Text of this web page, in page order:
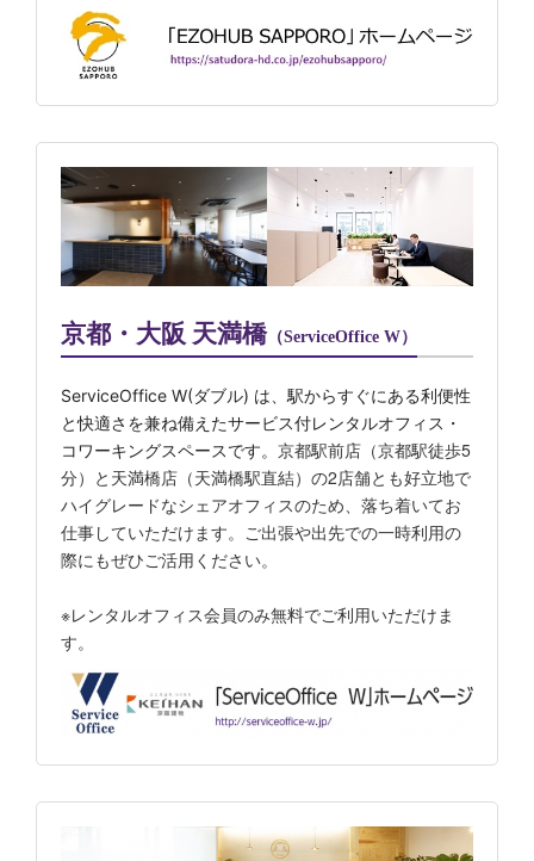
京都・大阪 天満橋（ServiceOffice W）
ServiceOffice W(ダブル) は、駅からすぐにある利便性
と快適さを兼ね備えたサービス付レンタルオフィス・
コワーキングスペースです。 京都駅前店（京都駅徒歩5
分）と天満橋店（天満橋駅直結）の2店舗とも好立地で
ハイグレードなシェアオフィスのため、落ち着いてお
仕事していただけます。ご出張や出先での一時利用の
際にもぜひご活用ください。
※レンタルオフィス会員のみ無料でご利用いただけま
す。